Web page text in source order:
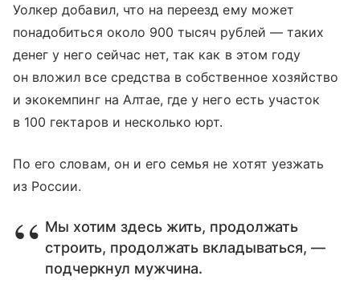
Уолкер добавил, что на переезд ему может
понадобиться около 900 тысяч рублей — таких
денег у него сейчас нет, так как в этом году
он вложил все средства в собственное хозяйство
и экокемпинг на Алтае, где у него есть участок
в 100 гектаров и несколько юрт.
По его словам, он и его семья не хотят уезжать
из России.
Мы хотим здесь жить, продолжать
строить, продолжать вкладываться, —
подчеркнул мужчина.